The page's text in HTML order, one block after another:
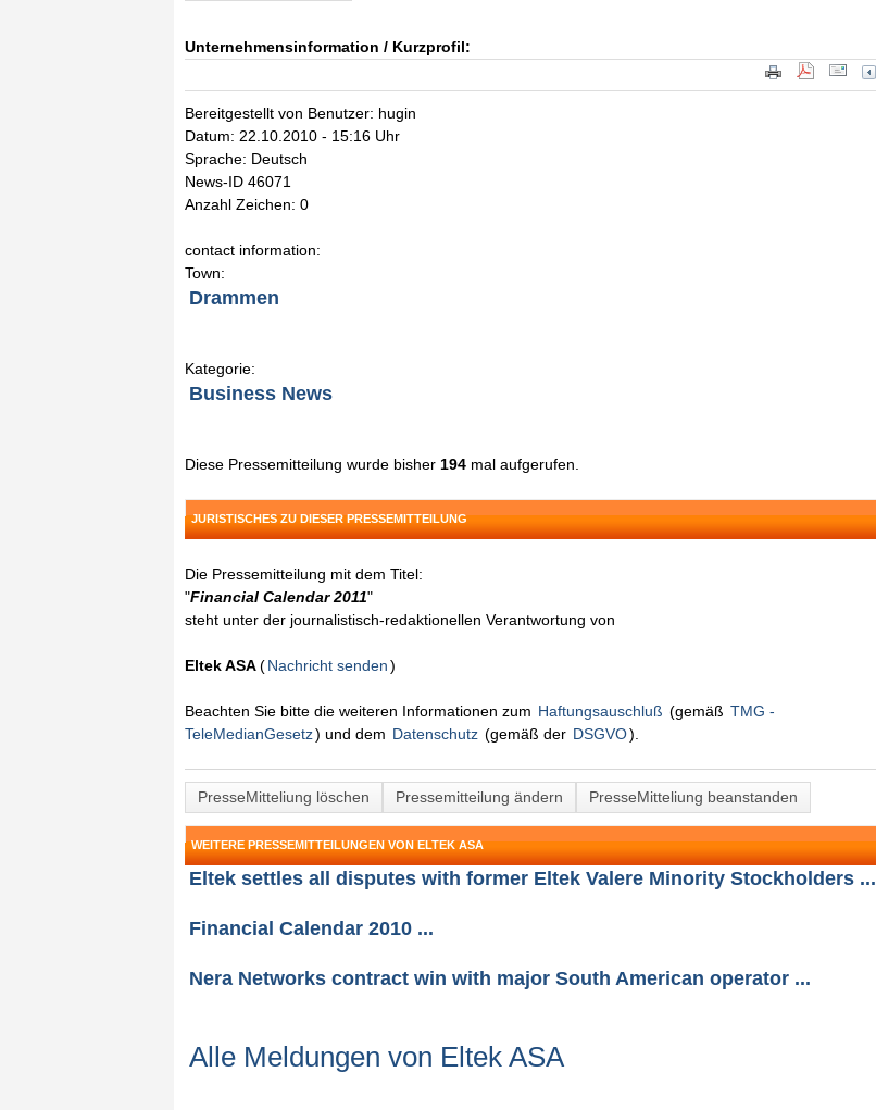
Unternehmensinformation / Kurzprofil:
Bereitgestellt von Benutzer: hugin
Datum: 22.10.2010 - 15:16 Uhr
Sprache: Deutsch
News-ID 46071
Anzahl Zeichen: 0
contact information:
Town:
Drammen
Kategorie:
Business News
Diese Pressemitteilung wurde bisher 194 mal aufgerufen.
JURISTISCHES ZU DIESER PRESSEMITTEILUNG
Die Pressemitteilung mit dem Titel:
"Financial Calendar 2011"
steht unter der journalistisch-redaktionellen Verantwortung von
Eltek ASA(Nachricht senden)
Beachten Sie bitte die weiteren Informationen zum Haftungsauschluß (gemäß TMG -
TeleMedianGesetz) und dem Datenschutz (gemäß der DSGVO).
PresseMitteliung löschen Pressemitteilung ändern PresseMitteliung beanstanden
WEITERE PRESSEMITTEILUNGEN VON ELTEK ASA
Eltek settles all disputes with former Eltek Valere Minority Stockholders ...
Financial Calendar 2010 ...
Nera Networks contract win with major South American operator ...
Alle Meldungen von Eltek ASA